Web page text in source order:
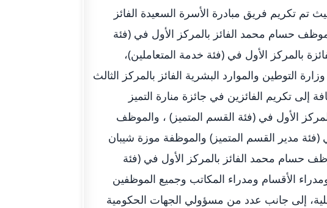
الخيمة الفائزين بجائزة التميز الحكومي 2015 حيث تم تكريم فريق مبادرة الأسرة السعيدة الفائز
حسام محمد الفائز بالمركز الأول في (فئة
بالمركز الأول في (فئة خدمة المتعاملين)،
التوطين والموارد البشرية الفائز بالمركز الثالث
إلى تكريم الفائزين في جائزة منارة التميز
بالمركز الأول في (فئة القسم المتميز) ، والموظف
(فئة مدير القسم المتميز) والموظفة موزة شيبان
حسام محمد الفائز بالمركز الأول في (فئة
الأقسام ومدراء المكاتب وجميع الموظفين
إلى جانب عدد من مسؤولي الجهات الحكومية